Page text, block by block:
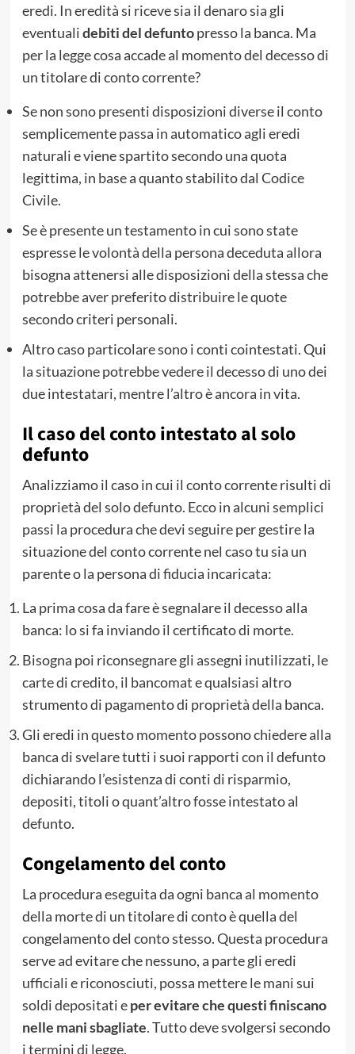
eredi. In eredità si riceve sia il denaro sia gli
eventualidebiti del defuntopresso la banca. Ma
per la legge cosa accade al momento del decesso di
un titolare di conto corrente?
Se non sono presenti disposizioni diverse il conto
semplicemente passa in automatico agli eredi
naturali e viene spartito secondo una quota
legittima, in base a quanto stabilito dal Codice
Civile.
Se è presente un testamento in cui sono state
espresse le volontà della persona deceduta allora
bisogna attenersi alle disposizioni della stessa che
potrebbe aver preferito distribuire le quote
secondo criteri personali.
Altro caso particolare sono i conti cointestati. Qui
la situazione potrebbe vedere il decesso di uno dei
due intestatari, mentre l’altro è ancora in vita.
Il caso del conto intestato al solo
defunto
Analizziamo il caso in cui il conto corrente risulti di
proprietà del solo defunto. Ecco in alcuni semplici
passi la procedura che devi seguire per gestire la
situazione del conto corrente nel caso tu sia un
parente o la persona di fiducia incaricata:
La prima cosa da fare è segnalare il decesso alla
banca: lo si fa inviando il certificato di morte.
Bisogna poi riconsegnare gli assegni inutilizzati, le
carte di credito, il bancomat e qualsiasi altro
strumento di pagamento di proprietà della banca.
Gli eredi in questo momento possono chiedere alla
banca di svelare tutti i suoi rapporti con il defunto
dichiarando l’esistenza di conti di risparmio,
depositi, titoli o quant’altro fosse intestato al
defunto.
Congelamento del conto
La procedura eseguita da ogni banca al momento
della morte di un titolare di conto è quella del
congelamento del conto stesso. Questa procedura
serve ad evitare che nessuno, a parte gli eredi
ufficiali e riconosciuti, possa mettere le mani sui
soldi depositati eper evitare che questi finiscano
nelle mani sbagliate. Tutto deve svolgersi secondo
i termini di legge.